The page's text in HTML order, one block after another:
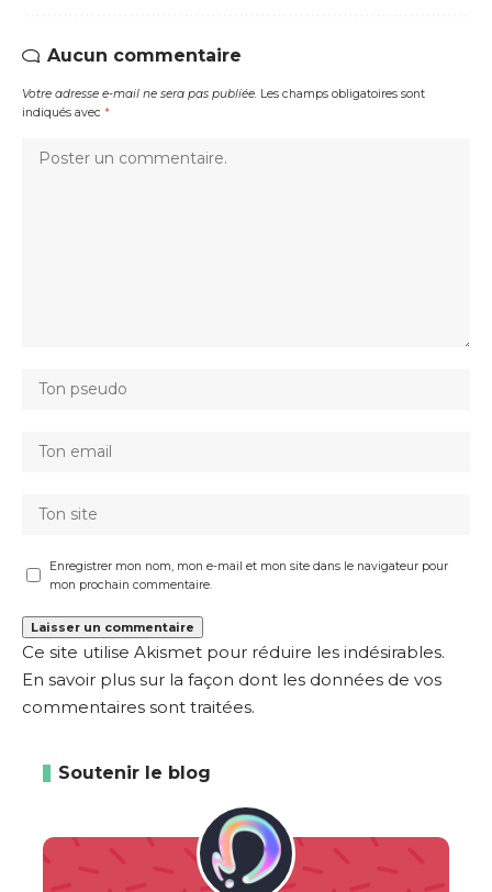
Aucun commentaire
Votre adresse e-mail ne sera pas publiée. Les champs obligatoires sont
indiqués avec *
Enregistrer mon nom, mon e-mail et mon site dans le navigateur pour
mon prochain commentaire.
Ce site utilise Akismet pour réduire les indésirables.
En savoir plus sur la façon dont les données de vos
commentaires sont traitées.
Soutenir le blog